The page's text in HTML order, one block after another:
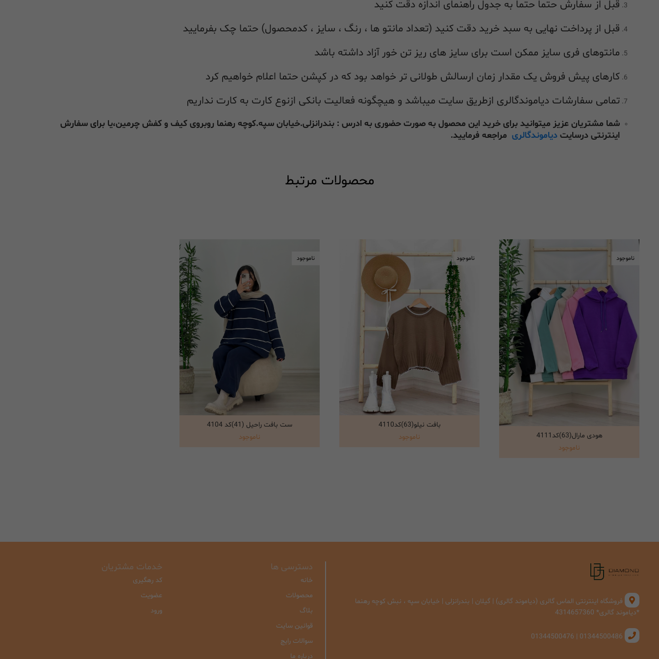
قبل از سفارش حتما حتما به جدول راهنمای اندازه دقت کنید
قبل از پرداخت نهایی به سبد خرید دقت کنید (تعداد مانتو ها ، رنگ ، سایز ، کدمحصول) حتما چک بفرمایید
مانتوهای فری سایز ممکن است برای سایز های ریز تن خور آزاد داشته باشد
کارهای پیش فروش یک مقدار زمان ارسالش طولانی تر خواهد بود که در کپشن حتما اعلام خواهیم کرد
تمامی سفارشات دیاموندگالری ازطریق سایت میباشد و هیچگونه فعالیت بانکی ازنوع کارت به کارت نداریم
شما مشتریان عزیز میتوانید برای خرید این محصول به صورت حضوری به ادرس : بندرانزلی.خیابان سپه.کوچه رهنما روبروی کیف و کفش چرمین،یا برای سفارش
اینترنتی درسایت دیاموندگالری مراجعه فرمایید.
محصولات مرتبط
ناموجود
انتخاب گزینه ها
هودی مارال(63)کد4111
ناموجود
ناموجود
انتخاب گزینه ها
بافت نیلو(63)کد4110
ناموجود
ناموجود
انتخاب گزینه ها
ست بافت راحیل (41)کد 4104
ناموجود
فروشگاه اینترنتی الماس گالری (دیاموند گالری) | گیلان | بندرانزلی | خیابان سپه ، نبش کوچه رهنما
*دیاموند گالری* 4314657360
01344500486 | 01344500476
دسترسی ها
خانه
محصولات
بلاگ
قوانین سایت
سوالات رایج
درباره ما
خدمات مشتریان
کد رهگیری
عضویت
ورود